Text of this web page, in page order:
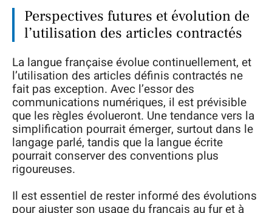
Perspectives futures et évolution de
l’utilisation des articles contractés
La langue française évolue continuellement, et
l’utilisation des articles définis contractés ne
fait pas exception. Avec l’essor des
communications numériques, il est prévisible
que les règles évolueront. Une tendance vers la
simplification pourrait émerger, surtout dans le
langage parlé, tandis que la langue écrite
pourrait conserver des conventions plus
rigoureuses.
Il est essentiel de rester informé des évolutions
pour ajuster son usage du français au fur et à